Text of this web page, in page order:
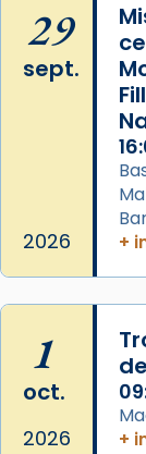
29
sept.
2026
+
1
oct.
2026
+